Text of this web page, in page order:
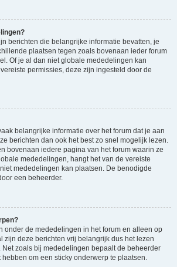
berichten die belangrijke informatie bevatten, je
plaatsen tegen zoals bovenaan ieder forum
Of je al dan niet globale mededelingen kan
permissies, deze zijn ingesteld door de
belangrijke informatie over het forum dat je aan
berichten dan ook het best zo snel mogelijk lezen.
bovenaan iedere pagina van het forum waarin ze
mededelingen, hangt het van de vereiste
mededelingen kan plaatsen. De benodigde
een beheerder.
onder de mededelingen in het forum en alleen op
zijn deze berichten vrij belangrijk dus het lezen
zoals bij mededelingen bepaalt de beheerder
om een sticky onderwerp te plaatsen.